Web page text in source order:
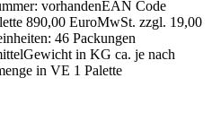
vorhandenEAN Code
890,00 EuroMwSt. zzgl. 19,00
46 Packungen
in KG ca. je nach
in VE 1 Palette